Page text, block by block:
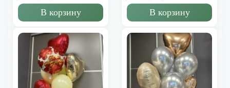
В корзину В корзину